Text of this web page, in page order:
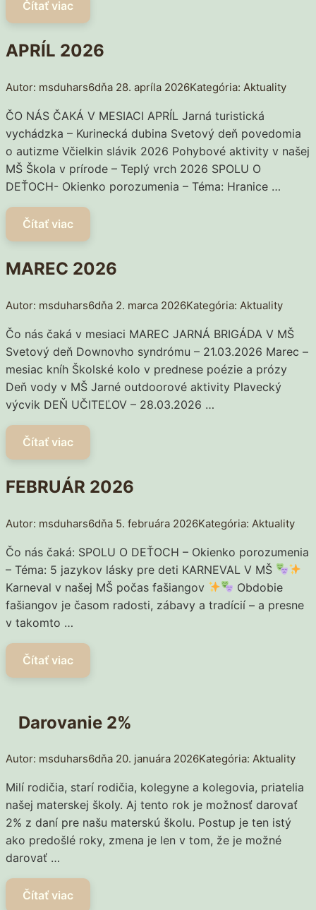
APRÍL 2026
msduhars6 28. apríla 2026 Aktuality
ČO NÁS ČAKÁ V MESIACI APRÍL Jarná turistická
vychádzka – Kurinecká dubina Svetový deň povedomia
o autizme Včielkin slávik 2026 Pohybové aktivity v našej
MŠ Škola v prírode – Teplý vrch 2026 SPOLU O
DEŤOCH- Okienko porozumenia – Téma: Hranice …
MAREC 2026
msduhars6 2. marca 2026 Aktuality
Čo nás čaká v mesiaci MAREC JARNÁ BRIGÁDA V MŠ
Svetový deň Downovho syndrómu – 21.03.2026 Marec –
mesiac kníh Školské kolo v prednese poézie a prózy
Deň vody v MŠ Jarné outdoorové aktivity Plavecký
výcvik DEŇ UČITEĽOV – 28.03.2026 …
FEBRUÁR 2026
msduhars6 5. februára 2026 Aktuality
Čo nás čaká: SPOLU O DEŤOCH – Okienko porozumenia
– Téma: 5 jazykov lásky pre deti KARNEVAL V MŠ
Karneval v našej MŠ počas fašiangov
Obdobie
fašiangov je časom radosti, zábavy a tradícií – a presne
v takomto …
Darovanie 2%
msduhars6 20. januára 2026 Aktuality
Milí rodičia, starí rodičia, kolegyne a kolegovia, priatelia
našej materskej školy. Aj tento rok je možnosť darovať
2% z daní pre našu materskú školu. Postup je ten istý
ako predošlé roky, zmena je len v tom, že je možné
darovať …